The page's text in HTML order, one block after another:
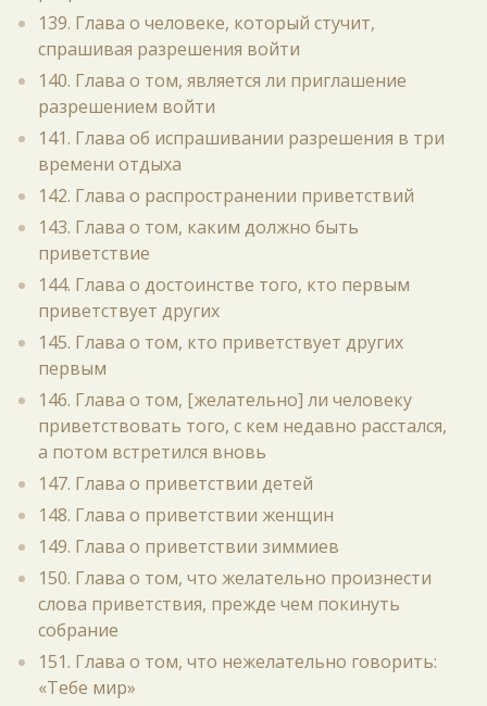
139. Глава о человеке, который стучит,
спрашивая разрешения войти
140. Глава о том, является ли приглашение
разрешением войти
141. Глава об испрашивании разрешения в три
времени отдыха
142. Глава о распространении приветствий
143. Глава о том, каким должно быть
приветствие
144. Глава о достоинстве того, кто первым
приветствует других
145. Глава о том, кто приветствует других
первым
146. Глава о том, [желательно] ли человеку
приветствовать того, с кем недавно расстался,
а потом встретился вновь
147. Глава о приветствии детей
148. Глава о приветствии женщин
149. Глава о приветствии зиммиев
150. Глава о том, что желательно произнести
слова приветствия, прежде чем покинуть
собрание
151. Глава о том, что нежелательно говорить:
«Тебе мир»